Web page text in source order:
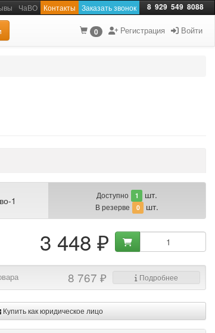
ЧаВО Контакты Заказать звонок 8 929 549 8088
0 Регистрация Войти
1 Доступно 1 шт.
В резерве 0 шт.
3 448 ₽
8 767 ₽ Подробнее
Купить как юридическое лицо